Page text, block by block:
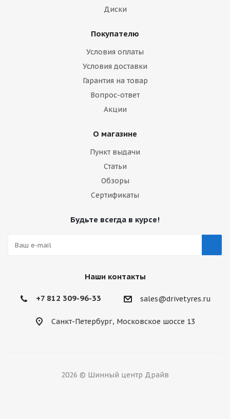
Диски
Покупателю
Условия оплаты
Условия доставки
Гарантия на товар
Вопрос-ответ
Акции
О магазине
Пункт выдачи
Статьи
Обзоры
Сертификаты
Будьте всегда в курсе!
Наши контакты
+7 812 309-96-33 sales@drivetyres.ru
Санкт-Петербург, Московское шоссе 13
2026 © Шинный центр Драйв